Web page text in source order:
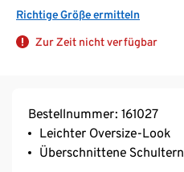
Richtige Größe ermitteln
Zur Zeit nicht verfügbar
Bestellnummer: 161027
Leichter Oversize-Look
Überschnittene Schultern